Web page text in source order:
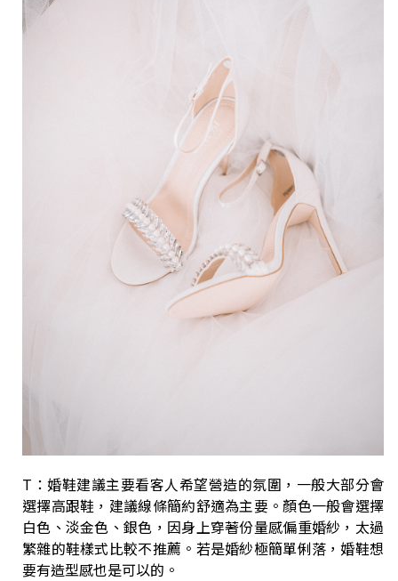
T：婚鞋建議主要看客人希望營造的氛圍，一般大部分會
選擇高跟鞋，建議線條簡約舒適為主要。顏色一般會選擇
白色、淡金色、銀色，因身上穿著份量感偏重婚紗，太過
繁雜的鞋樣式比較不推薦。若是婚紗極簡單俐落，婚鞋想
要有造型感也是可以的。